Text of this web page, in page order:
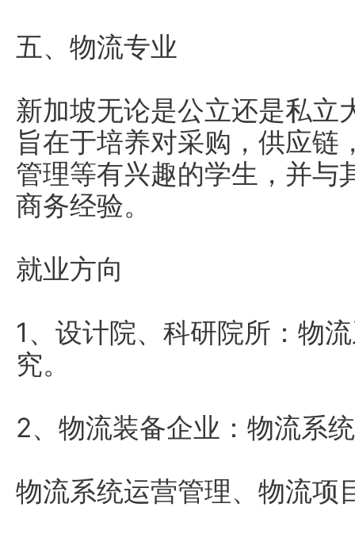
五、物流专业
新加坡无论是公立还是私立
旨在于培养对采购，供应链
管理等有兴趣的学生，并与
商务经验。
就业方向
1、设计院、科研院所：物
究。
2、物流装备企业：物流系
物流系统运营管理、物流项